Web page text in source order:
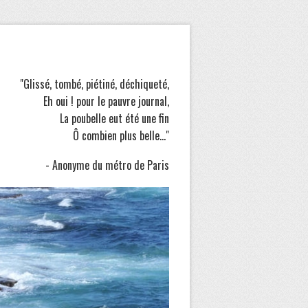
"Glissé, tombé, piétiné, déchiqueté,
Eh oui ! pour le pauvre journal,
La poubelle eut été une fin
Ô combien plus belle..."
- Anonyme du métro de Paris